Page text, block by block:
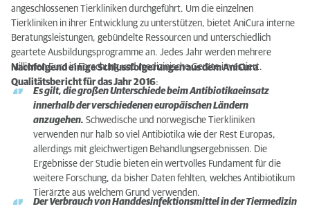
angeschlossenen Tierkliniken durchgeführt. Um die einzelnen
Tierkliniken in ihrer Entwicklung zu unterstützen, bietet AniCura interne
Beratungsleistungen, gebündelte Ressourcen und unterschiedlich
geartete Ausbildungsprogramme an. Jedes Jahr werden mehrere
Millionen Euro in Forschung und medizinische Geräte investiert.
Nachfolgend einige Schlussfolgerungen aus dem AniCura
Qualitätsbericht für das Jahr 2016:
Es gilt, die großen Unterschiede beim Antibiotikaeinsatz
innerhalb der verschiedenen europäischen Ländern
anzugehen. Schwedische und norwegische Tierkliniken
verwenden nur halb so viel Antibiotika wie der Rest Europas,
allerdings mit gleichwertigen Behandlungsergebnissen. Die
Ergebnisse der Studie bieten ein wertvolles Fundament für die
weitere Forschung, da bisher Daten fehlten, welches Antibiotikum
Tierärzte aus welchem Grund verwenden.
Der Verbrauch von Handdesinfektionsmittel in der Tiermedizin